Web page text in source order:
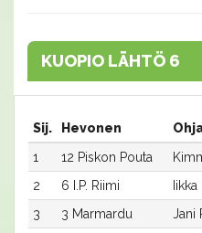
KUOPIO LÄHTÖ 6
Sij. Hevonen
1
12 Piskon Pouta
2
6 I.P. Riimi
3
3 Marmardu Jani